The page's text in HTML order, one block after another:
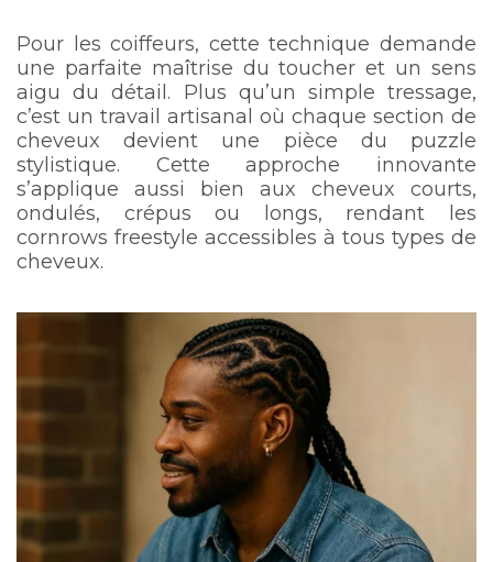
Pour les coiffeurs, cette technique demande
une parfaite maîtrise du toucher et un sens
aigu du détail. Plus qu’un simple tressage,
c’est un travail artisanal où chaque section de
cheveux devient une pièce du puzzle
stylistique. Cette approche innovante
s’applique aussi bien aux cheveux courts,
ondulés, crépus ou longs, rendant les
cornrows freestyle accessibles à tous types de
cheveux.